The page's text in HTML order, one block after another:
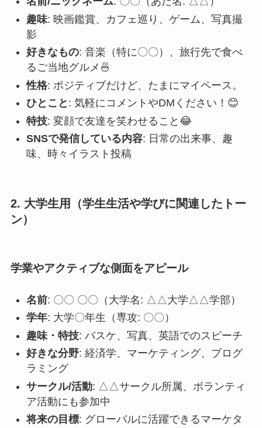
趣味: 映画鑑賞、カフェ巡り、ゲーム、写真撮
影
好きなもの: 音楽（特に〇〇）、旅行先で食べ
るご当地グルメ🍜
性格: ポジティブだけど、たまにマイペース。
ひとこと : 気軽にコメントやDMください！😊
特技: 変顔で友達を笑わせること😂
SNSで発信している内容: 日常の出来事、趣
味、時々イラスト投稿
2. 大学生用（学生生活や学びに関連したトー
ン）
学業やアクティブな側面をアピール
名前: 〇〇 〇〇（大学名: △△大学△△学部）
学年: 大学〇年生（専攻: 〇〇）
趣味・特技: バスケ、写真、英語でのスピーチ
好きな分野: 経済学、マーケティング、プログ
ラミング
サークル/活動: △△サークル所属、ボランティ
ア活動にも参加中
将来の目標: グローバルに活躍できるマーケタ